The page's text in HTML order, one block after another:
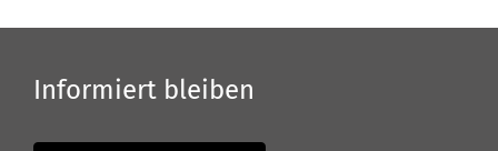
Informiert bleiben